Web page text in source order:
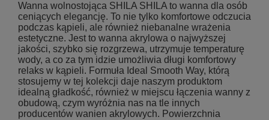
Wanna wolnostojąca SHILA SHILA to wanna dla osób
ceniących elegancję. To nie tylko komfortowe odczucia
podczas kąpieli, ale również niebanalne wrażenia
estetyczne. Jest to wanna akrylowa o najwyższej
jakości, szybko się rozgrzewa, utrzymuje temperaturę
wody, a co za tym idzie umożliwia długi komfortowy
relaks w kąpieli. Formuła Ideal Smooth Way, którą
stosujemy w tej kolekcji daje naszym produktom
idealną gładkość, również w miejscu łączenia wanny z
obudową, czym wyróżnia nas na tle innych
producentów wanien akrylowych. Powierzchnia